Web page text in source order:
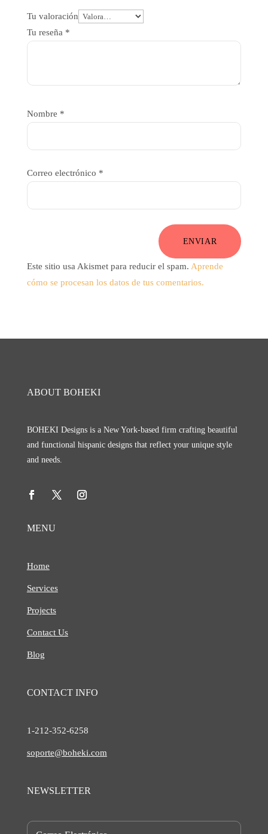
Tu valoración
Tu reseña *
Nombre *
Correo electrónico *
ENVIAR
Este sitio usa Akismet para reducir el spam. Aprende
cómo se procesan los datos de tus comentarios.
ABOUT BOHEKI
BOHEKI Designs is a New York-based firm crafting beautiful
and functional hispanic designs that reflect your unique style
and needs.
MENU
Home
Services
Projects
Contact Us
Blog
CONTACT INFO
1-212-352-6258
soporte@boheki.com
NEWSLETTER